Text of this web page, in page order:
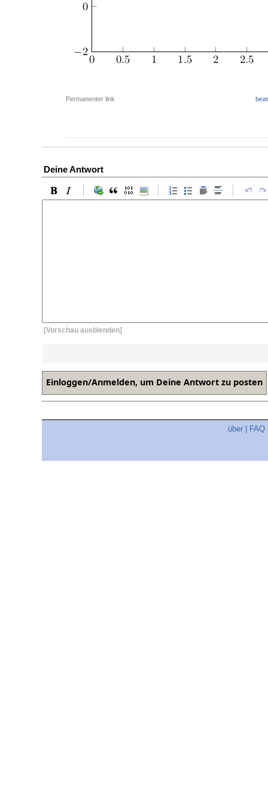
Permanenter link
Deine Antwort
[Vorschau ausblenden]
über FAQ